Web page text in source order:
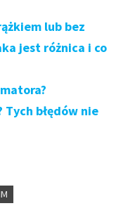
lub bez
jest różnica i co
błędów nie